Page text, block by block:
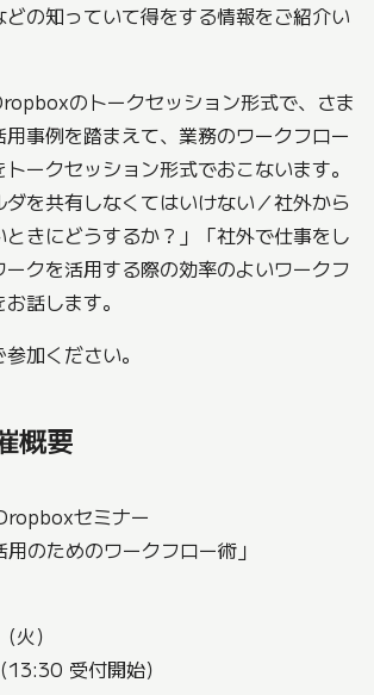
の知っていて得をする情報をご紹介い
のトークセッション形式で、さま
事例を踏まえて、業務のワークフロー
ークセッション形式でおこないます。
ダを共有しなくてはいけない／社外から
きにどうするか？」「社外で仕事をし
クを活用する際の効率のよいワークフ
話します。
加ください。
概要
セミナー
用のためのワークフロー術」
）
受付開始）